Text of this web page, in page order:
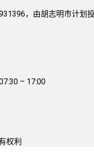
，由胡志明市计划
– 17:00
权利